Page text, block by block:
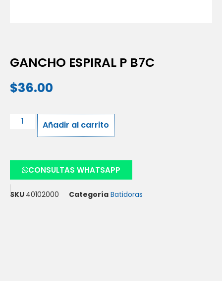
GANCHO ESPIRAL P B7C
$36.00
Añadir al carrito
CONSULTAS WHATSAPP
SKU 40102000 Categoría Batidoras